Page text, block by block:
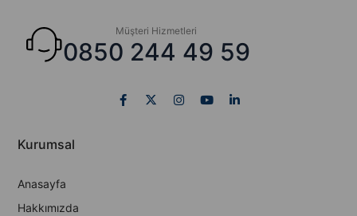
Müşteri Hizmetleri
0850 244 49 59
Kurumsal
Anasayfa
Hakkımızda